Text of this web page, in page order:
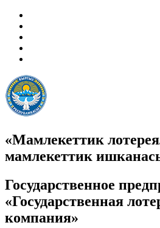
«Мамлекеттик
мамлекеттик
Государственное
«Государственная
компания»